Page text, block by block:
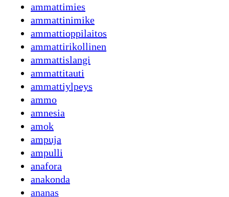
ammattimies
ammattinimike
ammattioppilaitos
ammattirikollinen
ammattislangi
ammattitauti
ammattiylpeys
ammo
amnesia
amok
ampuja
ampulli
anafora
anakonda
ananas